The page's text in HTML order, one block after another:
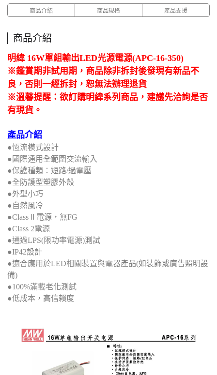
商品介紹 商品規格 產品支援
商品介紹
明緯 16W單組輸出LED光源電源(APC-16-350)
※鑑賞期非試用期，商品除非拆封後發現有新品不
良，否則一經拆封，恕無法辦理退貨
※溫馨提醒：欲訂購明緯系列商品，建議先洽詢是否
有現貨。
產品介紹
●恆流模式設計
●國際通用全範圍交流輸入
●保護種類：短路/過電壓
●全防護型塑膠外殼
●外型小巧
●自然風冷
●ClassⅡ電源，無FG
●Class 2電源
●通過LPS(限功率電源)測試
●IP42設計
●適合應用於LED相關裝置與電器產品(如裝飾或廣告照明設
備)
●100%滿載老化測試
●低成本，高信賴度